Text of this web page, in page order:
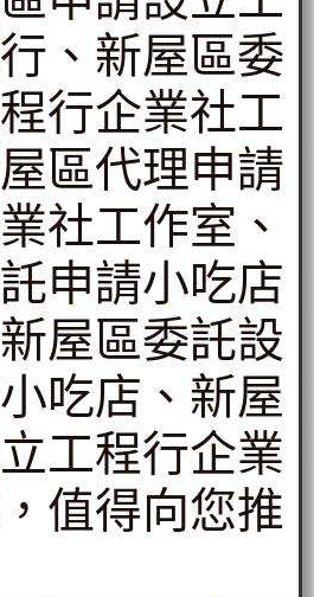
、新屋區委
行企業社工
區代理申請
社工作室、
申請小吃店
屋區委託設
吃店、新屋
工程行企業
值得向您推